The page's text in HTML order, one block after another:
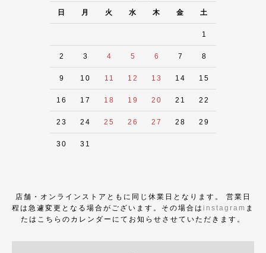
日 月 火 水 木 金 土
1
2 3 4 5 6 7 8
9 10 11 12 13 14 15
16 17 18 19 20 21 22
23 24 25 26 27 28 29
30 31
店舗・オンラインストアともに同じ休業日となります。 営業日
程は急遽変更となる場合がございます。その場合は instagram ま
たはこちらのカレンダーにてお知らせさせていただきます。